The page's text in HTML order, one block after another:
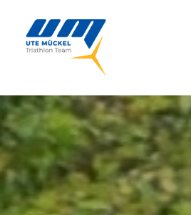
Home
Das Team
Wettkämpfe & Events
Bildergalerien